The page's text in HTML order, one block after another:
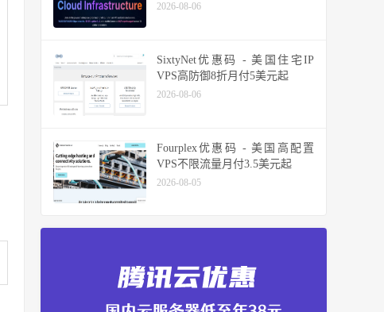
2026-08-06
SixtyNet优惠码 - 美国住宅IP
VPS高防御8折月付5美元起
2026-08-06
Fourplex优惠码 - 美国高配置
VPS不限流量月付3.5美元起
2026-08-05